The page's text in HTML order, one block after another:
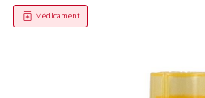
Médicament